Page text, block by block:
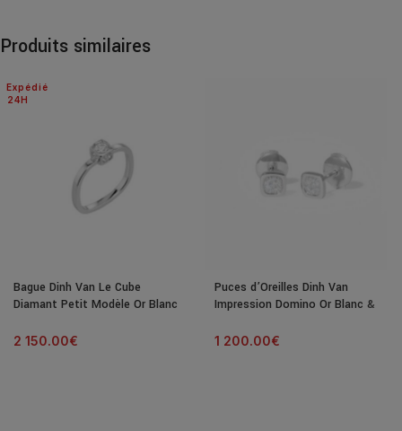
Produits similaires
24H
Expédié
Bague Dinh Van Le Cube
Diamant Petit Modèle Or Blanc
2 150.00€
Puces d’Oreilles Dinh Van
Impression Domino Or Blanc &
1 200.00€